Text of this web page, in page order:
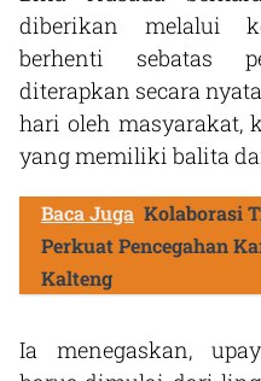
diberikan melalui
berhenti sebatas
diterapkan secara
hari oleh masyarakat,
yang memiliki balita
Baca Juga Kolaborasi
Perkuat Pencegahan
Kalteng
Ia menegaskan,